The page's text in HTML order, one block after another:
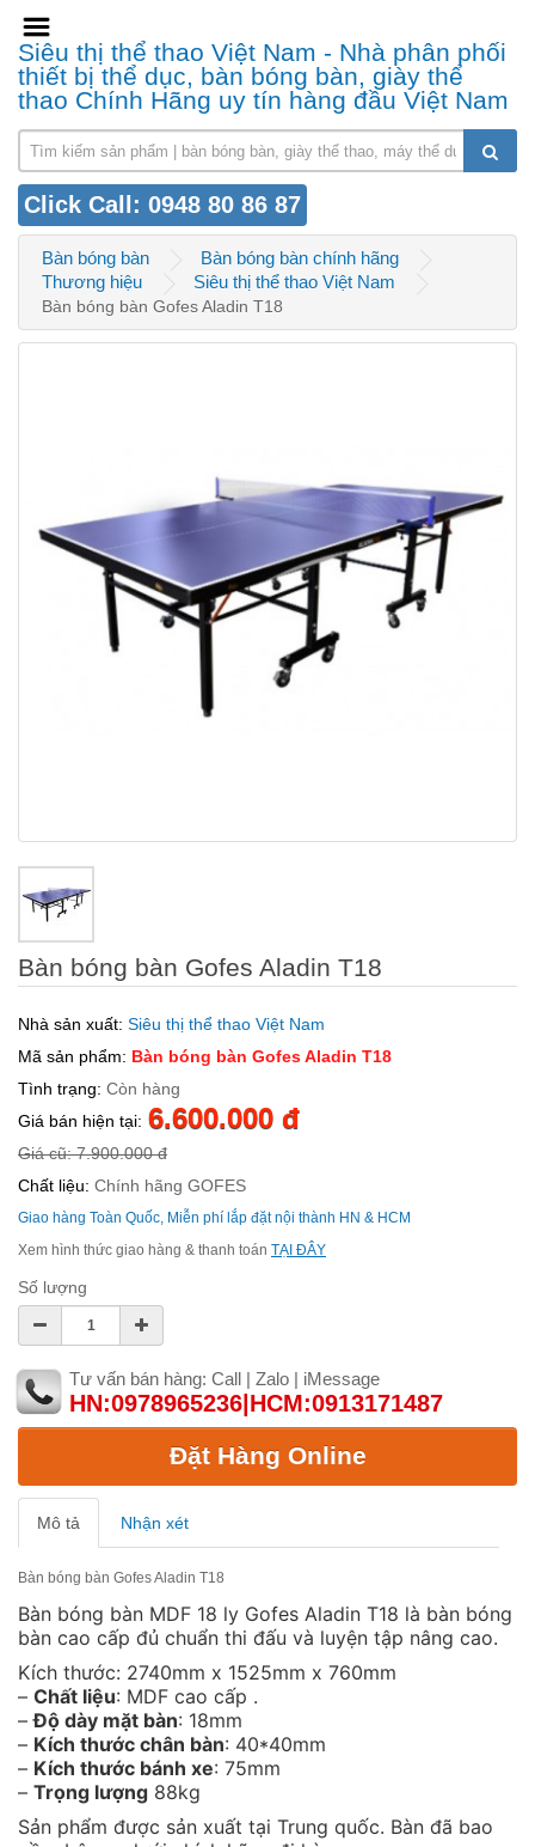
Siêu thị thể thao Việt Nam - Nhà phân phối
thiết bị thể dục, bàn bóng bàn, giày thể
thao Chính Hãng uy tín hàng đầu Việt Nam
Click Call: 0948 80 86 87
Bàn bóng bàn
Bàn bóng bàn chính hãng
Thương hiệu
Siêu thị thể thao Việt Nam
Bàn bóng bàn Gofes Aladin T18
Bàn bóng bàn Gofes Aladin T18
Nhà sản xuất: Siêu thị thể thao Việt Nam
Mã sản phẩm: Bàn bóng bàn Gofes Aladin T18
Tình trạng: Còn hàng
Giá bán hiện tại: 6.600.000 đ
Giá cũ: 7.900.000 đ
Chất liệu: Chính hãng GOFES
Giao hàng Toàn Quốc, Miễn phí lắp đặt nội thành HN & HCM
Xem hình thức giao hàng & thanh toán TẠI ĐÂY
Số lượng
Tư vấn bán hàng: Call | Zalo | iMessage
HN:0978965236|HCM:0913171487
Đặt Hàng Online
Mô tả Nhận xét
Bàn bóng bàn Gofes Aladin T18
Bàn bóng bàn MDF 18 ly Gofes Aladin T18 là bàn bóng
bàn cao cấp đủ chuẩn thi đấu và luyện tập nâng cao.
Kích thước: 2740mm x 1525mm x 760mm
– Chất liệu: MDF cao cấp .
–Độ dày mặt bàn: 18mm
– Kích thước chân bàn: 40*40mm
– Kích thước bánh xe: 75mm
– Trọng lượng 88kg
Sản phẩm được sản xuất tại Trung quốc. Bàn đã bao